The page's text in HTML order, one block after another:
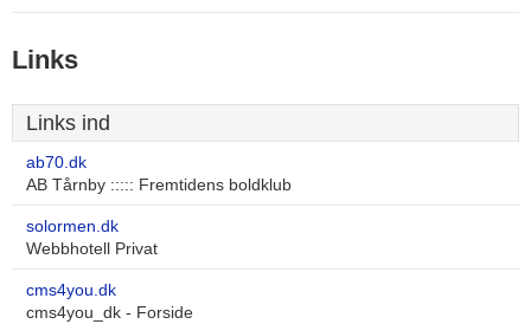
Links
Links ind
ab70.dk
AB Tårnby ::::: Fremtidens boldklub
solormen.dk
Webbhotell Privat
cms4you.dk
cms4you_dk - Forside